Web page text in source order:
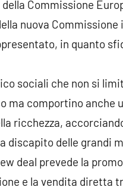
Commissione
nuova Commissione
in quanto
sociali che non si
comportino anche
ricchezza,
discapito delle grandi
deal prevede la
e la vendita diretta